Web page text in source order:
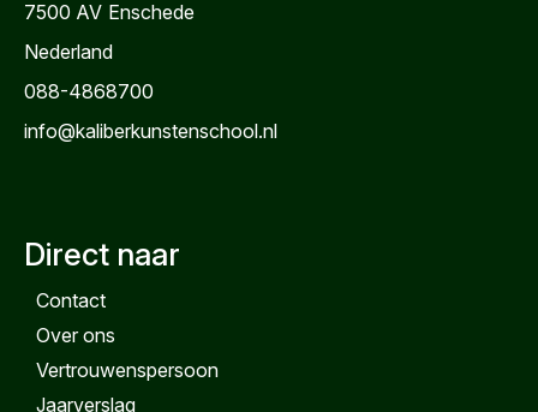
7500 AV Enschede
Nederland
088-4868700
info@kaliberkunstenschool.nl
Direct naar
Contact
Over ons
Vertrouwenspersoon
Jaarverslag